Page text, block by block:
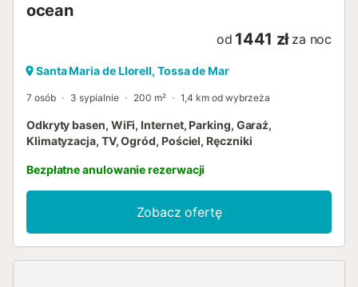
ocean
od 1441 zł za noc
Santa Maria de Llorell, Tossa de Mar
7 osób 3 sypialnie 200 m² 1,4 km od wybrzeża
Odkryty basen, WiFi, Internet, Parking, Garaż,
Klimatyzacja, TV, Ogród, Pościel, Ręczniki
Bezpłatne anulowanie rezerwacji
Zobacz ofertę